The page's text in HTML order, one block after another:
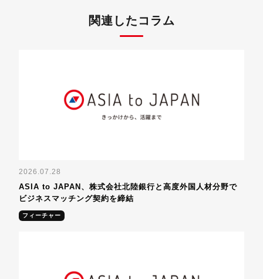
関連したコラム
2026.07.28
ASIA to JAPAN、株式会社北陸銀行と高度外国人材分野で
ビジネスマッチング契約を締結
フィーチャー